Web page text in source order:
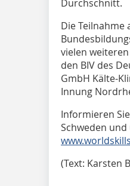
Durchschnitt.
Die
vielen
den BIV des
GmbH Kälte-
Innung
Informieren
Schweden
(Text: Karsten